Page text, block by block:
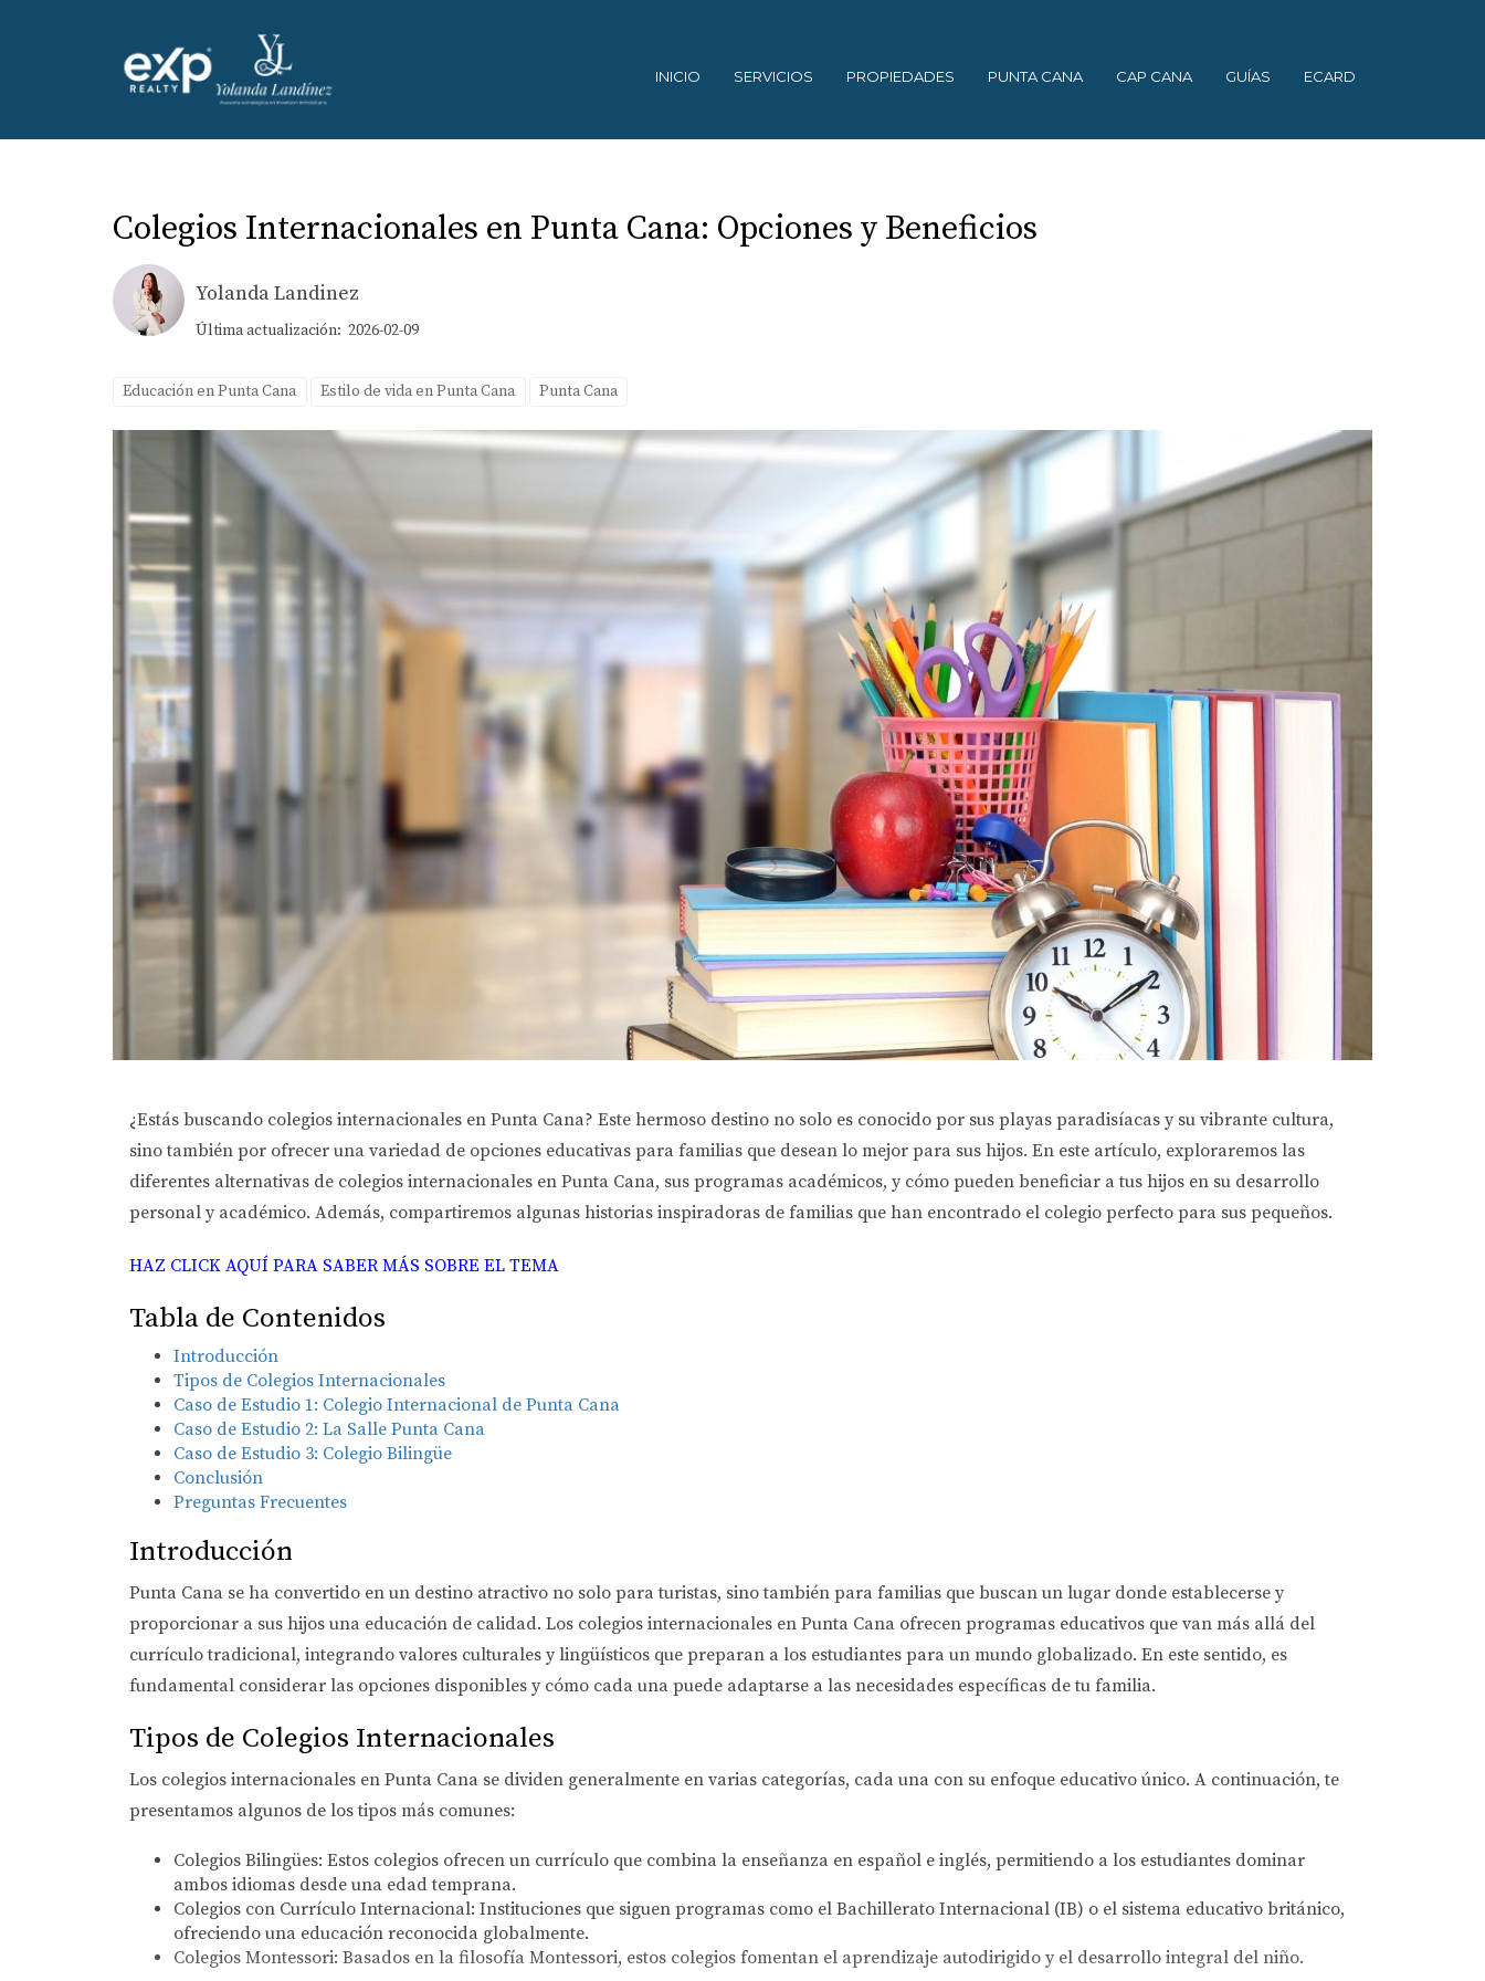
INICIO SERVICIOS PROPIEDADES PUNTA CANA CAP CANA GUÍAS ECARD
Colegios Internacionales en Punta Cana: Opciones y Beneficios
Yolanda Landinez
Última actualización: 2026-02-09
Educación en Punta Cana Estilo de vida en Punta Cana Punta Cana
¿Estás buscando colegios internacionales en Punta Cana? Este hermoso destino no solo es conocido por sus playas paradisíacas y su vibrante cultura,
sino también por ofrecer una variedad de opciones educativas para familias que desean lo mejor para sus hijos. En este artículo, exploraremos las
diferentes alternativas de colegios internacionales en Punta Cana, sus programas académicos, y cómo pueden beneficiar a tus hijos en su desarrollo
personal y académico. Además, compartiremos algunas historias inspiradoras de familias que han encontrado el colegio perfecto para sus pequeños.
HAZ CLICK AQUÍ PARA SABER MÁS SOBRE EL TEMA
Tabla de Contenidos
Introducción
Tipos de Colegios Internacionales
Caso de Estudio 1: Colegio Internacional de Punta Cana
Caso de Estudio 2: La Salle Punta Cana
Caso de Estudio 3: Colegio Bilingüe
Conclusión
Preguntas Frecuentes
Introducción
Punta Cana se ha convertido en un destino atractivo no solo para turistas, sino también para familias que buscan un lugar donde establecerse y
proporcionar a sus hijos una educación de calidad. Los colegios internacionales en Punta Cana ofrecen programas educativos que van más allá del
currículo tradicional, integrando valores culturales y lingüísticos que preparan a los estudiantes para un mundo globalizado. En este sentido, es
fundamental considerar las opciones disponibles y cómo cada una puede adaptarse a las necesidades específicas de tu familia.
Tipos de Colegios Internacionales
Los colegios internacionales en Punta Cana se dividen generalmente en varias categorías, cada una con su enfoque educativo único. A continuación, te
presentamos algunos de los tipos más comunes:
Colegios Bilingües: Estos colegios ofrecen un currículo que combina la enseñanza en español e inglés, permitiendo a los estudiantes dominar
ambos idiomas desde una edad temprana.
Colegios con Currículo Internacional: Instituciones que siguen programas como el Bachillerato Internacional (IB) o el sistema educativo británico,
ofreciendo una educación reconocida globalmente.
Colegios Montessori: Basados en la filosofía Montessori, estos colegios fomentan el aprendizaje autodirigido y el desarrollo integral del niño.